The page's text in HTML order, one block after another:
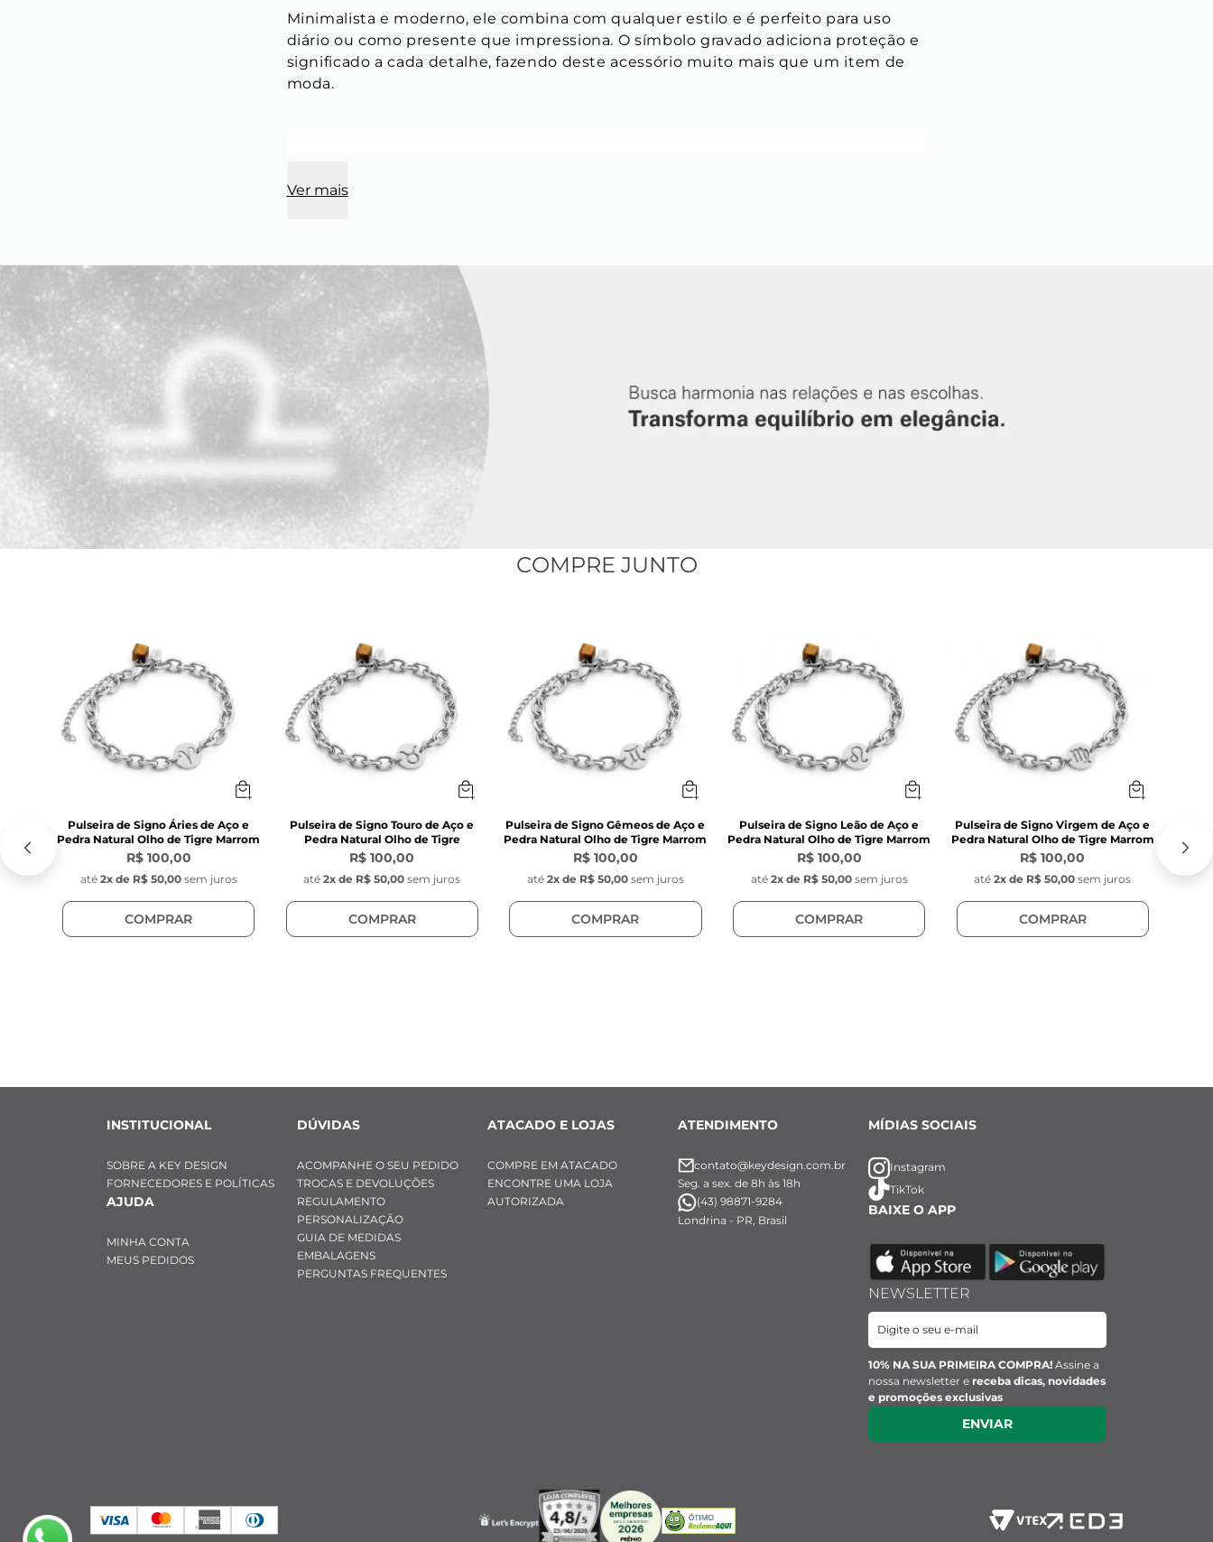
Minimalista e moderno, ele combina com qualquer estilo e é perfeito para uso
diário ou como presente que impressiona. O símbolo gravado adiciona proteção e
significado a cada detalhe, fazendo deste acessório muito mais que um item de
moda.
Material: Aço inoxidável
Pingente Redondo signo:
Largura: 1,1 mm
Aço inoxidável
Pingente Pedra natural olho de tigre:
Material: Aço inoxidável
Ver mais
COMPRE JUNTO
Pulseira de Signo Áries de Aço e
Pedra Natural Olho de Tigre Marrom
R$ 100,00
até 2x de R$ 50,00 sem juros
COMPRAR
Pulseira de Signo Touro de Aço e
Pedra Natural Olho de Tigre
R$ 100,00
até 2x de R$ 50,00 sem juros
COMPRAR
Pulseira de Signo Gêmeos de Aço e
Pedra Natural Olho de Tigre Marrom
R$ 100,00
até 2x de R$ 50,00 sem juros
COMPRAR
Pulseira de Signo Leão de Aço e
Pedra Natural Olho de Tigre Marrom
R$ 100,00
até 2x de R$ 50,00 sem juros
COMPRAR
Pulseira de Signo Virgem de Aço e
Pedra Natural Olho de Tigre Marrom
R$ 100,00
até 2x de R$ 50,00 sem juros
COMPRAR
INSTITUCIONAL
SOBRE A KEY DESIGN
FORNECEDORES E POLÍTICAS
AJUDA
MINHA CONTA
MEUS PEDIDOS
DÚVIDAS
ACOMPANHE O SEU PEDIDO
TROCAS E DEVOLUÇÕES
REGULAMENTO
PERSONALIZAÇÃO
GUIA DE MEDIDAS
EMBALAGENS
PERGUNTAS FREQUENTES
ATACADO E LOJAS
COMPRE EM ATACADO
ENCONTRE UMA LOJA
AUTORIZADA
ATENDIMENTO
contato@keydesign.com.br
Seg. a sex. de 8h às 18h
(43) 98871-9284
Londrina - PR, Brasil
MÍDIAS SOCIAIS
Instagram
TikTok
BAIXE O APP
NEWSLETTER
10% NA SUA PRIMEIRA COMPRA! Assine a
nossa newsletter e receba dicas, novidades
e promoções exclusivas
ENVIAR